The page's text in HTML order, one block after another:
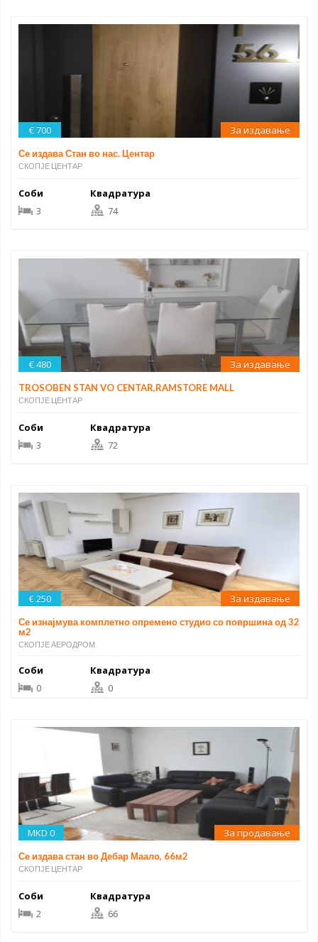
€ 700 За издавање
Се издава Стан во нас. Центар
СКОПЈЕ ЦЕНТАР
Соби
3
Квадратура
74
€ 480 За издавање
TROSOBEN STAN VO CENTAR,RAMSTORE MALL
СКОПЈЕ ЦЕНТАР
Соби
3
Квадратура
72
€ 250 За издавање
Се изнајмува комплетно опремено студио со површина од 32
м2
СКОПЈЕ АЕРОДРОМ
Соби
0
Квадратура
0
MKD 0 За продавање
Се издава стан во Дебар Маало, 66м2
СКОПЈЕ ЦЕНТАР
Соби
2
Квадратура
66